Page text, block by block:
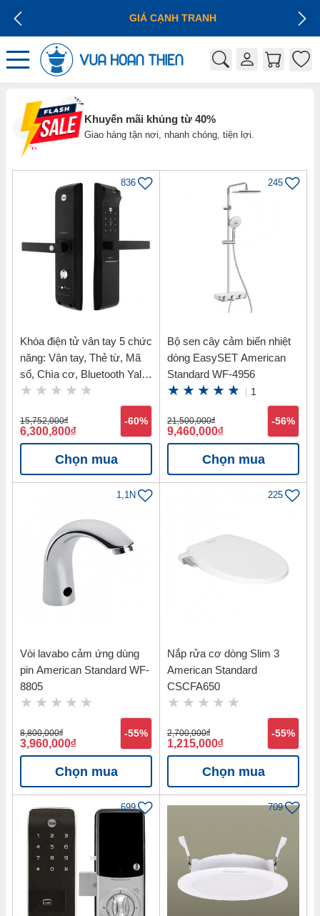
GIÁ CẠNH TRANH
Khuyến mãi khủng từ 40%
Giao hàng tận nơi, nhanh chóng, tiện lợi.
836
Khóa điện tử vân tay 5 chức
năng: Vân tay, Thẻ từ, Mã
số, Chìa cơ, Bluetooth Yale
YDM7116 MB
15,752,000đ
6,300,800đ
-60%
Chọn mua
245
Bộ sen cây cảm biến nhiệt
dòng EasySET American
Standard WF-4956
| 1
21,500,000đ
9,460,000đ
-56%
Chọn mua
1,1N
Vòi lavabo cảm ứng dùng
pin American Standard WF-
8805
8,800,000đ
3,960,000đ
-55%
Chọn mua
225
Nắp rửa cơ dòng Slim 3
American Standard
CSCFA650
2,700,000đ
1,215,000đ
-55%
Chọn mua
699 709